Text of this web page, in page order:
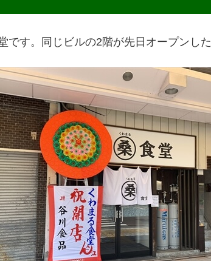
です。同じビルの2階が先日オープンした